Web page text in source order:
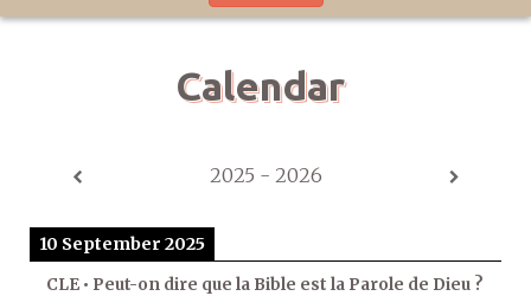
Calendar
2025 - 2026
10 September 2025
CLE • Peut-on dire que la Bible est la Parole de Dieu ?